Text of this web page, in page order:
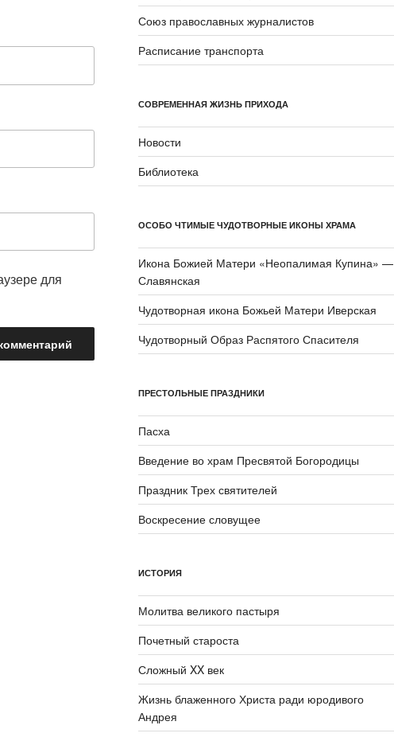
для
Союз православных журналистов
Расписание транспорта
СОВРЕМЕННАЯ ЖИЗНЬ ПРИХОДА
Новости
Библиотека
ОСОБО ЧТИМЫЕ ЧУДОТВОРНЫЕ ИКОНЫ ХРАМА
Икона Божией Матери «Неопали­мая Купина» —
Славянская
Чудотворная икона Божьей Матери Иверская
Чудотворный Образ Распятого Спасителя
ПРЕСТОЛЬНЫЕ ПРАЗДНИКИ
Пасха
Введение во храм Пресвятой Богородицы
Праздник Трех святителей
Воскресение словущее
ИСТОРИЯ
Молитва великого пастыря
Почетный староста
Сложный XX век
Жизнь блаженного Христа ради юродивого
Андрея